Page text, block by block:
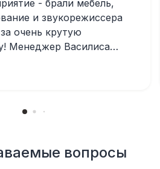
- брали мебель,
и звукорежиссера
очень крутую
Менеджер Василиса
обрабатывала
в хорошем
сами все поставили,
вопросы